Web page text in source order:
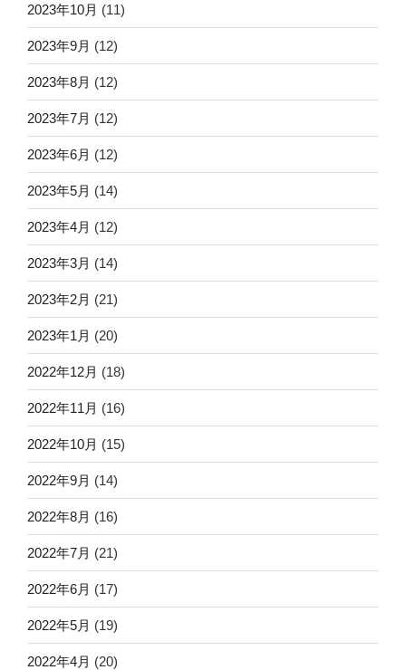
2023年10月 (11)
2023年9月 (12)
2023年8月 (12)
2023年7月 (12)
2023年6月 (12)
2023年5月 (14)
2023年4月 (12)
2023年3月 (14)
2023年2月 (21)
2023年1月 (20)
2022年12月 (18)
2022年11月 (16)
2022年10月 (15)
2022年9月 (14)
2022年8月 (16)
2022年7月 (21)
2022年6月 (17)
2022年5月 (19)
2022年4月 (20)